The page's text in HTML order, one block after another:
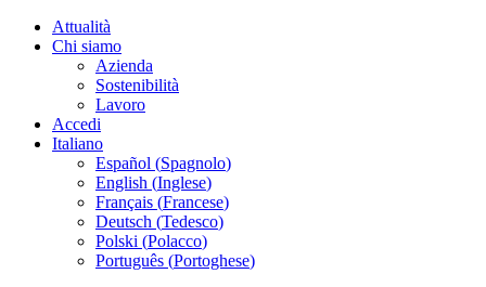
Attualità
Chi siamo
Azienda
Sostenibilità
Lavoro
Accedi
Italiano
Español (Spagnolo)
English (Inglese)
Français (Francese)
Deutsch (Tedesco)
Polski (Polacco)
Português (Portoghese)